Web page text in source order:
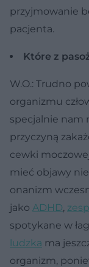
przyjmowanie
pacjenta.
Które z
W.O.: Trudno
organizmu
specjalnie nam
przyczyną
cewki
mieć objawy
onanizm
jako ADHD,
spotykane w
ludzka ma
organizm,